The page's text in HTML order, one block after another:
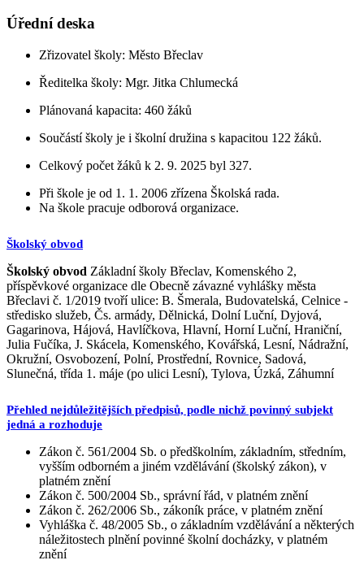
Úřední deska
Zřizovatel školy: Město Břeclav
Ředitelka školy: Mgr. Jitka Chlumecká
Plánovaná kapacita: 460 žáků
Součástí školy je i školní družina s kapacitou 122 žáků.
Celkový počet žáků k 2. 9. 2025 byl 327.
Při škole je od 1. 1. 2006 zřízena Školská rada.
Na škole pracuje odborová organizace.
Školský obvod
Školský obvod Základní školy Břeclav, Komenského 2,
příspěvkové organizace dle Obecně závazné vyhlášky města
Břeclavi č. 1/2019 tvoří ulice: B. Šmerala, Budovatelská, Celnice -
středisko služeb, Čs. armády, Dělnická, Dolní Luční, Dyjová,
Gagarinova, Hájová, Havlíčkova, Hlavní, Horní Luční, Hraniční,
Julia Fučíka, J. Skácela, Komenského, Kovářská, Lesní, Nádražní,
Okružní, Osvobození, Polní, Prostřední, Rovnice, Sadová,
Slunečná, třída 1. máje (po ulici Lesní), Tylova, Úzká, Záhumní
Přehled nejdůležitějších předpisů, podle nichž povinný subjekt
jedná a rozhoduje
Zákon č. 561/2004 Sb. o předškolním, základním, středním,
vyšším odborném a jiném vzdělávání (školský zákon), v
platném znění
Zákon č. 500/2004 Sb., správní řád, v platném znění
Zákon č. 262/2006 Sb., zákoník práce, v platném znění
Vyhláška č. 48/2005 Sb., o základním vzdělávání a některých
náležitostech plnění povinné školní docházky, v platném
znění